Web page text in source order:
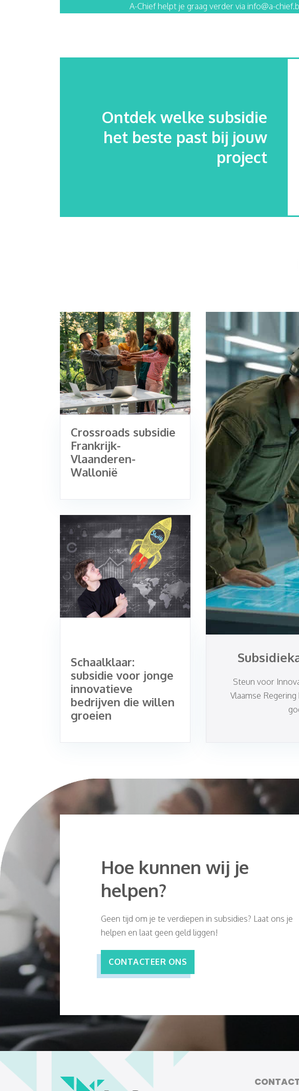
A-Chief helpt je graag verder via info@a-
Ontdek welke subsidie
het beste past bij jouw
project
Crossroads subsidie
Frankrijk-
Vlaanderen-
Wallonië
Steun voor
Vlaamse
Schaalklaar:
subsidie voor jonge
innovatieve
bedrijven die willen
groeien
Hoe kunnen wij je
helpen?
Geen tijd om je te verdiepen in subsidies? Laat ons je
helpen en laat geen geld liggen!
CONTACTEER ONS